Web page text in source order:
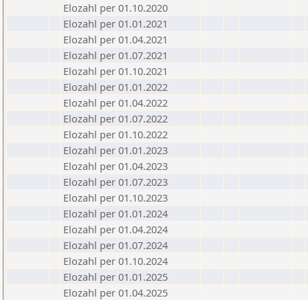
Elozahl per 01.10.2020
Elozahl per 01.01.2021
Elozahl per 01.04.2021
Elozahl per 01.07.2021
Elozahl per 01.10.2021
Elozahl per 01.01.2022
Elozahl per 01.04.2022
Elozahl per 01.07.2022
Elozahl per 01.10.2022
Elozahl per 01.01.2023
Elozahl per 01.04.2023
Elozahl per 01.07.2023
Elozahl per 01.10.2023
Elozahl per 01.01.2024
Elozahl per 01.04.2024
Elozahl per 01.07.2024
Elozahl per 01.10.2024
Elozahl per 01.01.2025
Elozahl per 01.04.2025